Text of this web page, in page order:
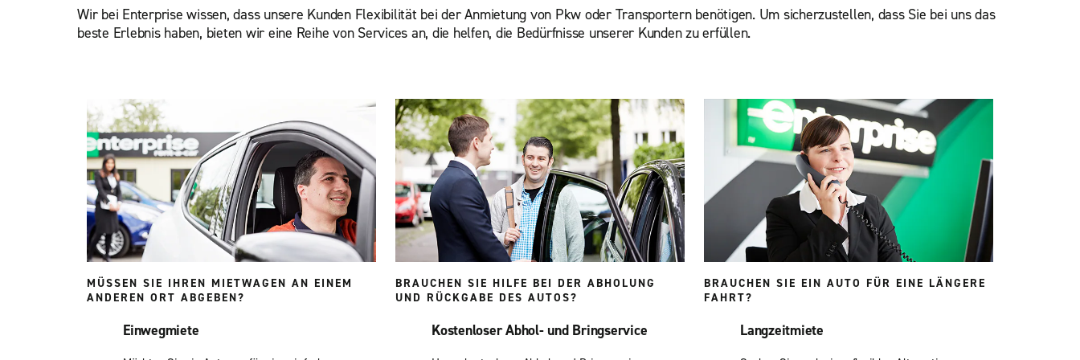
Wir bei Enterprise wissen, dass unsere Kunden Flexibilität bei der Anmietung von Pkw oder Transportern benötigen. Um sicherzustellen, dass Sie bei uns das
beste Erlebnis haben, bieten wir eine Reihe von Services an, die helfen, die Bedürfnisse unserer Kunden zu erfüllen.
MÜSSEN SIE IHREN MIETWAGEN AN EINEM
ANDEREN ORT ABGEBEN?
Einwegmiete
BRAUCHEN SIE HILFE BEI DER ABHOLUNG
UND RÜCKGABE DES AUTOS?
Kostenloser Abhol- und Bringservice
BRAUCHEN SIE EIN AUTO FÜR EINE LÄNGERE
FAHRT?
Langzeitmiete